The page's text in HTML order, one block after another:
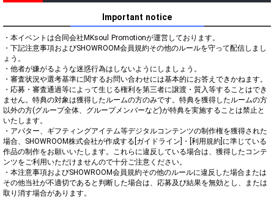
Important notice
・本イベントは合同会社MKsoul Promotionが運営しております。
・下記注意事項およびSHOWROOM会員規約その他のルールを守って配信しまし
ょう。
・他者が嫌がるような迷惑行為はしないようにしましょう。
・審査状況や選考基準に関するお問い合わせには基本的にお答えできかねます。
・応募・審査通過等によって生じる権利を第三者に譲渡・質入等することはでき
ません。特典の対象は獲得したルームの方のみです。特典を獲得したルームの方
以外の方(グループ全体、グループメンバーなど)が特典を実施することは禁止と
いたします。
・アバター、ギフティングアイテム等デジタルコンテンツの制作権を獲得された
場合、SHOWROOM株式会社が作成する[ガイドライン]・[利用規約]に準じている
作品の制作をお願いいたします。これらに違反している場合は、獲得したコンテ
ンツをご利用いただけませんので十分ご注意ください。
・本注意事項およびSHOWROOM会員規約その他のルールに違反した場合または
その他当社が不適切であると判断した場合は、応募及び結果を無効とし、または
取り消す場合があります。